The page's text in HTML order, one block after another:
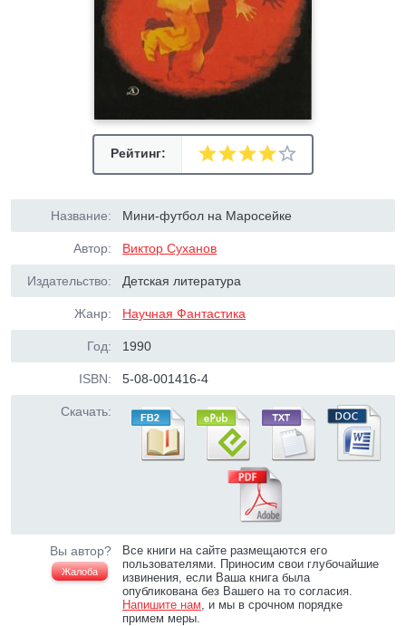
Рейтинг:
Название: Мини-футбол на Маросейке
Автор: Виктор Суханов
Издательство: Детская литература
Жанр: Научная Фантастика
Год: 1990
ISBN: 5-08-001416-4
Скачать:
Вы автор?
Жалоба
Все книги на сайте размещаются его
пользователями. Приносим свои глубочайшие
извинения, если Ваша книга была
опубликована без Вашего на то согласия.
Напишите нам, и мы в срочном порядке
примем меры.